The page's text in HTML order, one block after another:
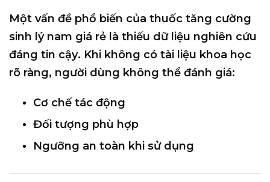
Một vấn đề phổ biến của thuốc tăng cường
sinh lý nam giá rẻ là thiếu dữ liệu nghiên cứu
đáng tin cậy. Khi không có tài liệu khoa học
rõ ràng, người dùng không thể đánh giá:
Cơ chế tác động
Đối tượng phù hợp
Ngưỡng an toàn khi sử dụng